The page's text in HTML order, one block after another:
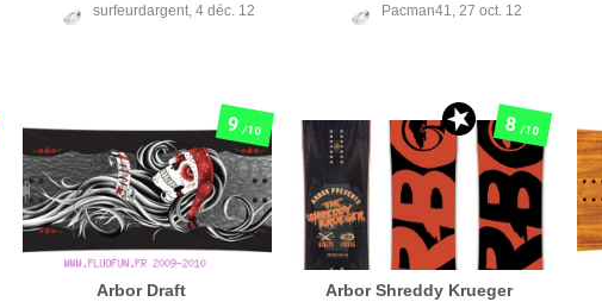
surfeurdargent,4 déc. 12 Pacman41, 27 oct. 12
Arbor Draft
9/10
Arbor Shreddy Krueger
8/10